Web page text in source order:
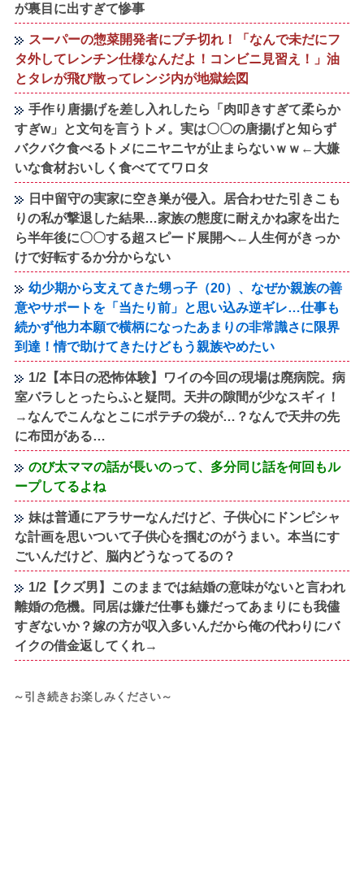
が裏目に出すぎて惨事
スーパーの惣菜開発者にブチ切れ！「なんで未だにフ
タ外してレンチン仕様なんだよ！コンビニ見習え！」油
とタレが飛び散ってレンジ内が地獄絵図
手作り唐揚げを差し入れしたら「肉叩きすぎて柔らか
すぎw」と文句を言うトメ。実は〇〇の唐揚げと知らず
バクバク食べるトメにニヤニヤが止まらないｗｗ←大嫌
いな食材おいしく食べててワロタ
日中留守の実家に空き巣が侵入。居合わせた引きこも
りの私が撃退した結果…家族の態度に耐えかね家を出た
ら半年後に〇〇する超スピード展開へ←人生何がきっか
けで好転するか分からない
幼少期から支えてきた甥っ子（20）、なぜか親族の善
意やサポートを「当たり前」と思い込み逆ギレ…仕事も
続かず他力本願で横柄になったあまりの非常識さに限界
到達！情で助けてきたけどもう親族やめたい
1/2【本日の恐怖体験】ワイの今回の現場は廃病院。病
室バラしとったらふと疑問。天井の隙間が少なスギィ！
→なんでこんなとこにポテチの袋が…？なんで天井の先
に布団がある…
のび太ママの話が長いのって、多分同じ話を何回もル
ープしてるよね
妹は普通にアラサーなんだけど、子供心にドンピシャ
な計画を思いついて子供心を掴むのがうまい。本当にす
ごいんだけど、脳内どうなってるの？
1/2【クズ男】このままでは結婚の意味がないと言われ
離婚の危機。同居は嫌だ仕事も嫌だってあまりにも我儘
すぎないか？嫁の方が収入多いんだから俺の代わりにバ
イクの借金返してくれ→
～引き続きお楽しみください～